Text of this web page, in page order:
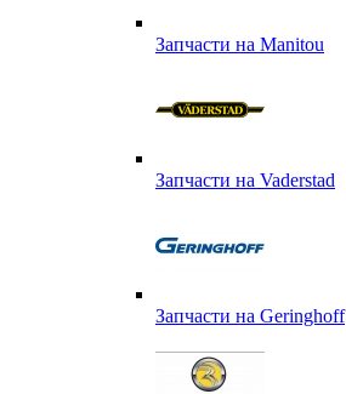
Запчасти на Manitou
Запчасти на Vaderstad
Запчасти на Geringhoff